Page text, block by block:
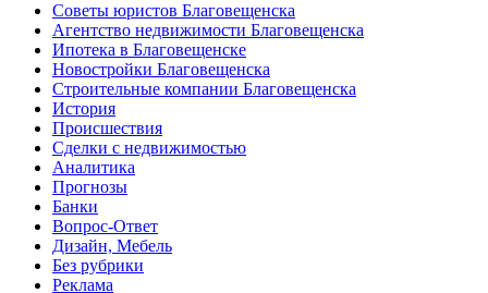
Советы юристов Благовещенска
Агентство недвижимости Благовещенска
Ипотека в Благовещенске
Новостройки Благовещенска
Строительные компании Благовещенска
История
Происшествия
Сделки с недвижимостью
Аналитика
Прогнозы
Банки
Вопрос-Ответ
Дизайн, Мебель
Без рубрики
Реклама